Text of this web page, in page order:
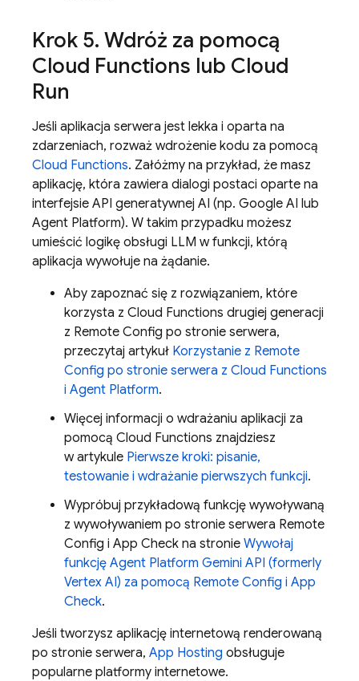
Krok 5. Wdróż za pomocą
Cloud Functions lub Cloud
Run
Jeśli aplikacja serwera jest lekka i oparta na
zdarzeniach, rozważ wdrożenie kodu za pomocą
Cloud Functions. Załóżmy na przykład, że masz
aplikację, która zawiera dialogi postaci oparte na
interfejsie API generatywnej AI (np. Google AI lub
Agent Platform). W takim przypadku możesz
umieścić logikę obsługi LLM w funkcji, którą
aplikacja wywołuje na żądanie.
Aby zapoznać się z rozwiązaniem, które
korzysta z Cloud Functions drugiej generacji
z Remote Config po stronie serwera,
przeczytaj artykuł Korzystanie z Remote
Config po stronie serwera z Cloud Functions
i Agent Platform.
Więcej informacji o wdrażaniu aplikacji za
pomocą Cloud Functions znajdziesz
w artykule Pierwsze kroki: pisanie,
testowanie i wdrażanie pierwszych funkcji.
Wypróbuj przykładową funkcję wywoływaną
z wywoływaniem po stronie serwera Remote
Config i App Check na stronie Wywołaj
funkcję Agent Platform Gemini API (formerly
Vertex AI) za pomocą Remote Config i App
Check.
Jeśli tworzysz aplikację internetową renderowaną
po stronie serwera, App Hosting obsługuje
popularne platformy internetowe.